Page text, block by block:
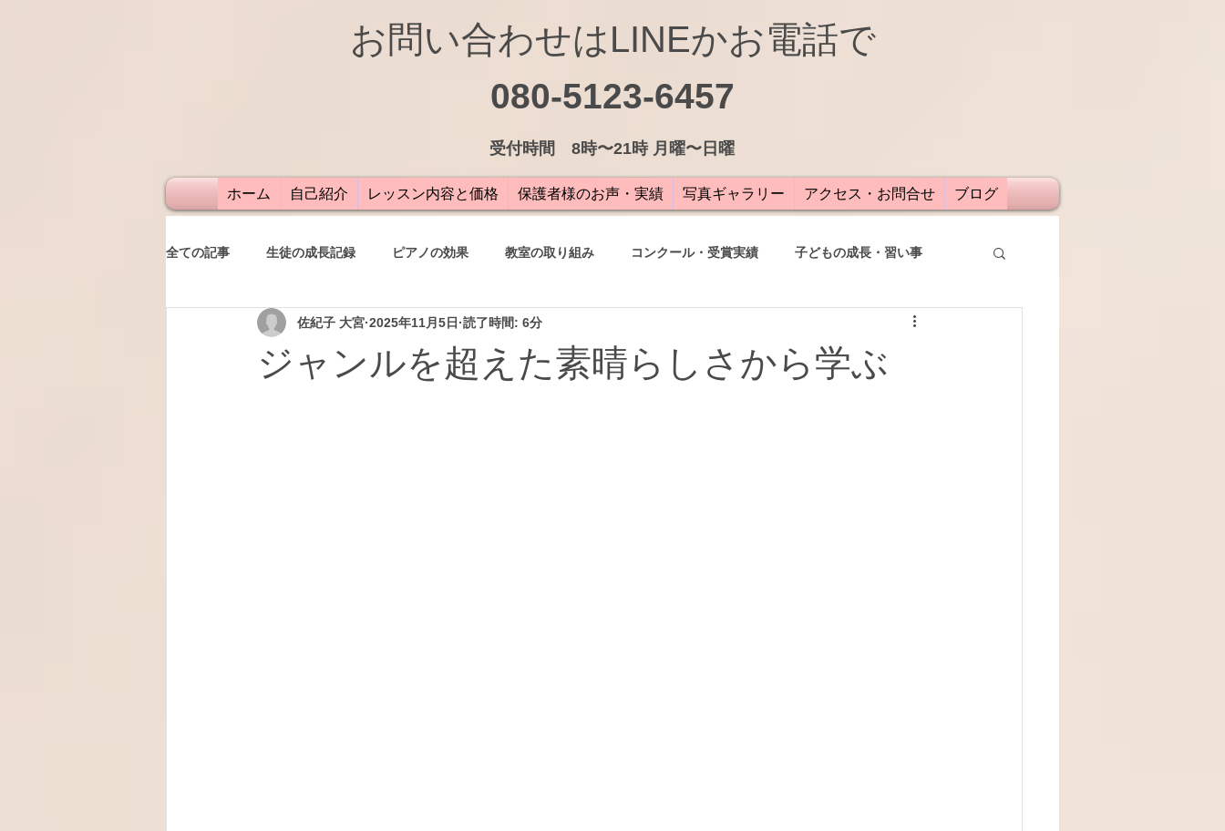
お問い合わせはLINEかお電話で
080-5123-6457
受付時間 8時〜21時 月曜〜日曜
ホーム 自己紹介 レッスン内容と価格 保護者様のお声・実績 写真ギャラリー アクセス・お問合せ ブログ
全ての記事 生徒の成長記録 ピアノの効果 教室の取り組み コンクール・受賞実績 子どもの成長・習い事
レッスン 保護者の声
ジャンルを超えた素晴らしさから学ぶ
佐紀子 大宮 2025年11月5日 読了時間: 6分